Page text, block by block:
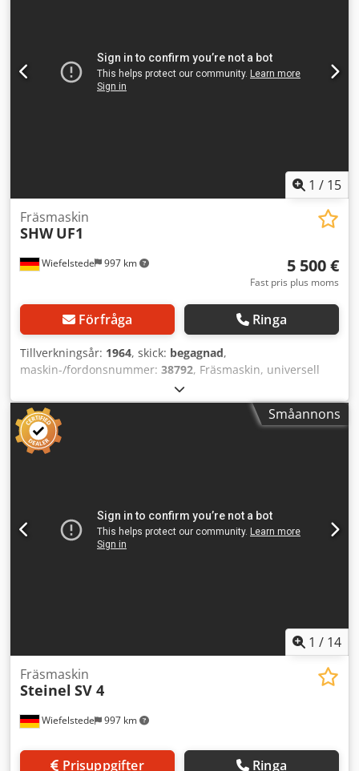
Cedpfx Agjxvraxsqeha -Snabbbförflyttning Z: 1000 mm/min
-Kylsystem: ja -Mått: 1740/1670/H1940 mm -Vikt: 2200 kg
1 / 15
Wiefelstede 997 km
Fräsmaskin
SHW UF1
5 500 €
Fast pris plus moms
Förfråga Ringa
Tillverkningsår: 1964, skick: begagnad,
maskin-/fordonsnummer: 38792, Fräsmaskin, universell
fräsmaskin, verktygsfräsmaskin, borr- och fräsmaskin -
Spännbord: 705 x 310 mm - Spännbord:
vridbart/lutbart/svängbart - Rörelse X/Y/Z: 550/340/420 mm
- Spindelupptagning: SK40 - Varvtal: från 46 till 2110 v/min
- Matning: 12 till 254 mm/min - Pinolslag: 80 mm -
Småannons
1 / 14
Wiefelstede 997 km
Fräsmaskin
Steinel SV 4
Prisuppgifter Ringa